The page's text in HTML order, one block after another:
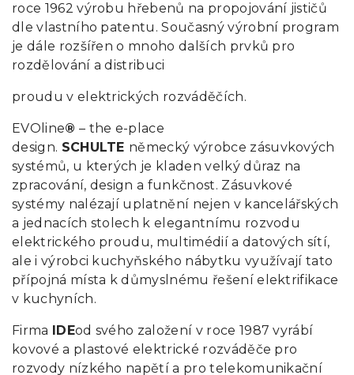
roce 1962 výrobu hřebenů na propojování jističů
dle vlastního patentu. Současný výrobní program
je dále rozšířen o mnoho dalších prvků pro
rozdělování a distribuci
proudu v elektrických rozváděčích.
EVOline® – the e-place
design. SCHULTE německý výrobce zásuvkových
systémů, u kterých je kladen velký důraz na
zpracování, design a funkčnost. Zásuvkové
systémy nalézají uplatnění nejen v kancelářských
a jednacích stolech k elegantnímu rozvodu
elektrického proudu, multimédií a datových sítí,
ale i výrobci kuchyňského nábytku využívají tato
přípojná místa k důmyslnému řešení elektrifikace
v kuchyních.
Firma IDEod svého založení v roce 1987 vyrábí
kovové a plastové elektrické rozváděče pro
rozvody nízkého napětí a pro telekomunikační